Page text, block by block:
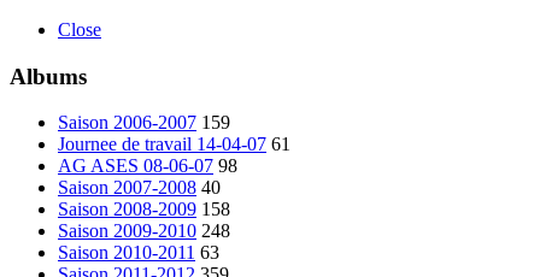
Close
Albums
Saison 2006-2007 159
Journee de travail 14-04-07 61
AG ASES 08-06-07 98
Saison 2007-2008 40
Saison 2008-2009 158
Saison 2009-2010 248
Saison 2010-2011 63